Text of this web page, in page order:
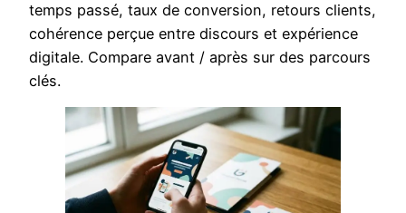
temps passé, taux de conversion, retours clients,
cohérence perçue entre discours et expérience
digitale. Compare avant / après sur des parcours
clés.